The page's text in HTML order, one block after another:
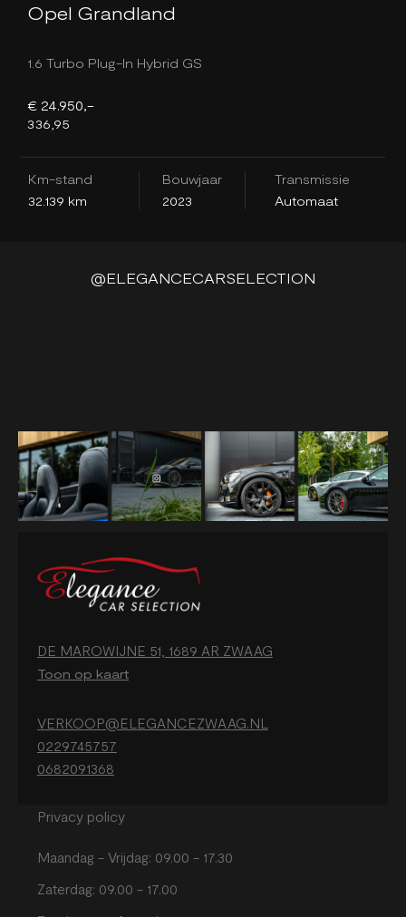
Opel Grandland
1.6 Turbo Plug-In Hybrid GS
€ 24.950,-
336,95
Km-stand
32.139 km
Bouwjaar
2023
Transmissie
Automaat
@ELEGANCECARSELECTION
DE MAROWIJNE 51, 1689 AR ZWAAG
Toon op kaart
VERKOOP@ELEGANCEZWAAG.NL
0229745757
0682091368
Privacy policy
Maandag - Vrijdag: 09.00 - 17.30
Zaterdag: 09.00 - 17.00